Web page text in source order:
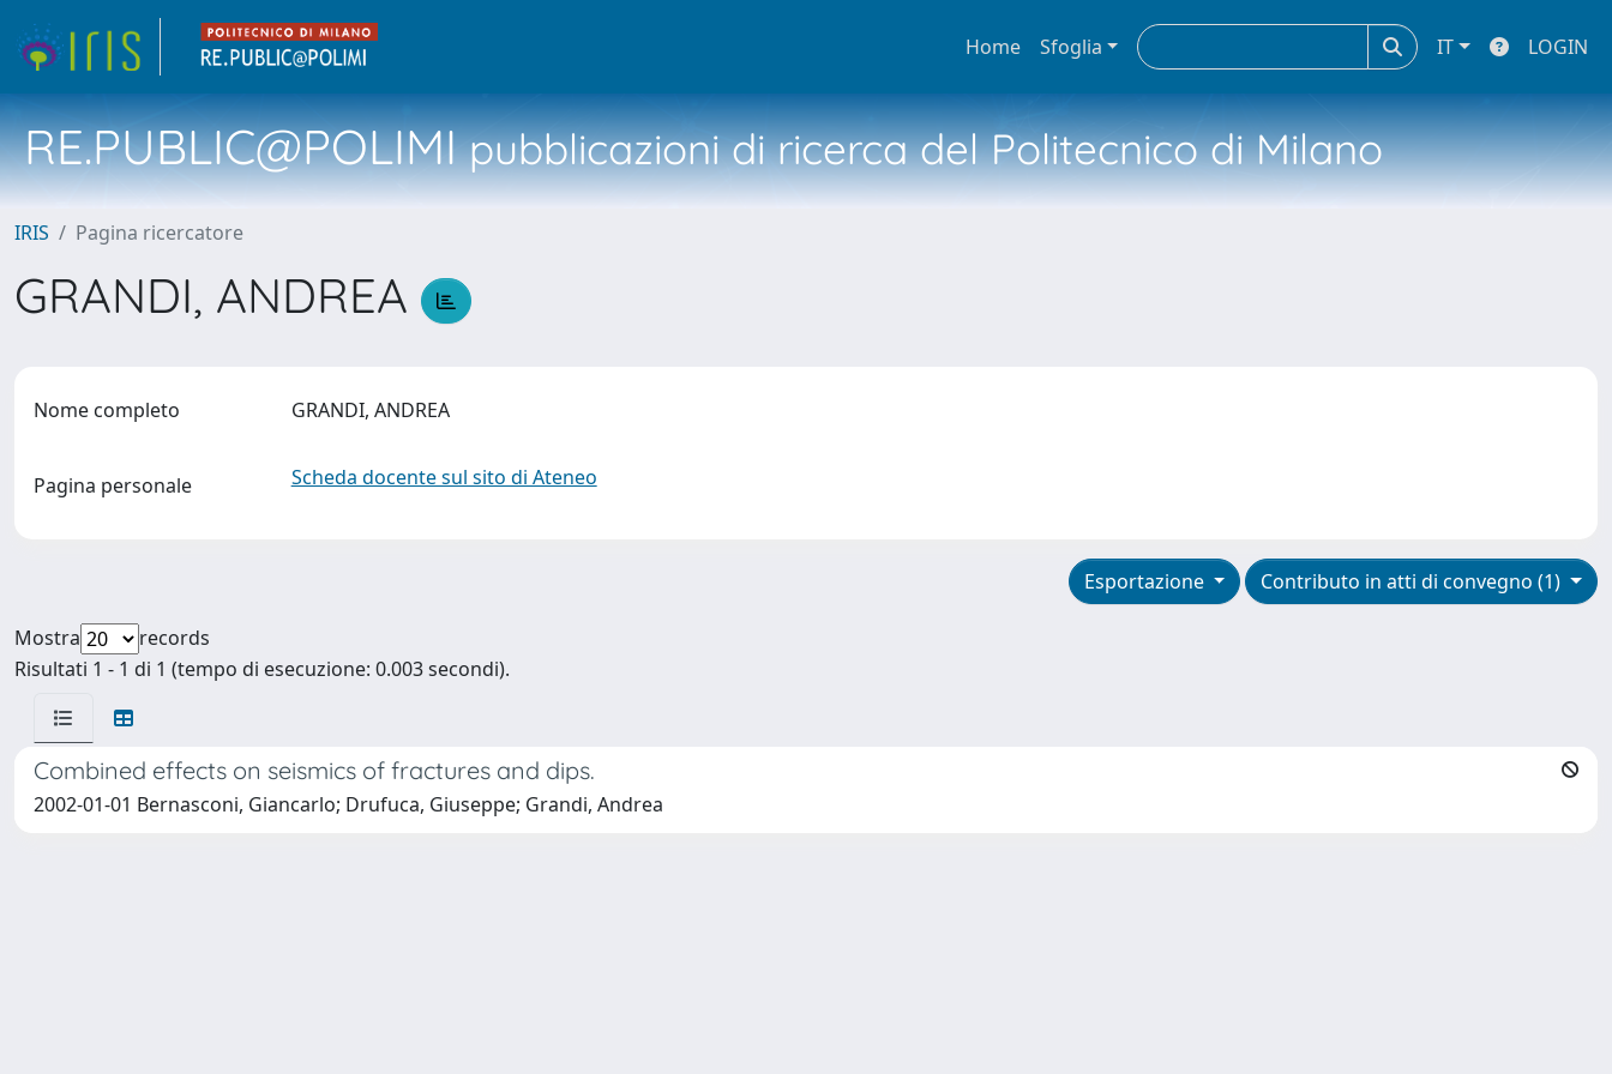
Home Sfoglia IT LOGIN
RE.PUBLIC@POLIMIpubblicazioni di ricerca del Politecnico di Milano
IRIS Pagina ricercatore
GRANDI, ANDREA
Nome completo GRANDI, ANDREA
Pagina personale Scheda docente sul sito di Ateneo
Contributo in atti di convegno (1)
Esportazione
Mostra
records
Risultati 1 - 1 di 1 (tempo di esecuzione: 0.003 secondi).
Combined effects on seismics of fractures and dips.
2002-01-01 Bernasconi, Giancarlo; Drufuca, Giuseppe; Grandi, Andrea